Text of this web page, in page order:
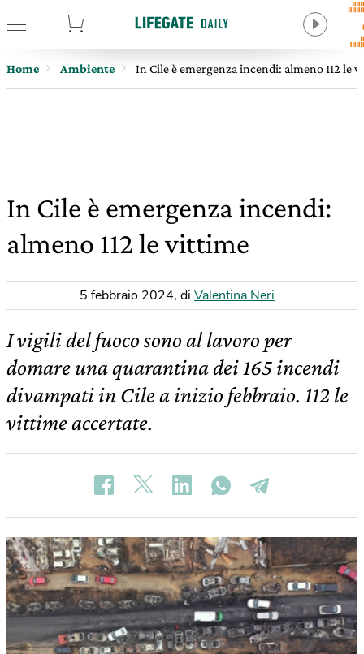
Home Ambiente In Cile è emergenza incendi: almeno 112 le
In Cile è emergenza incendi:
almeno 112 le vittime
5 febbraio 2024, di Valentina Neri
I vigili del fuoco sono al lavoro per
domare una quarantina dei 165 incendi
divampati in Cile a inizio febbraio. 112 le
vittime accertate.